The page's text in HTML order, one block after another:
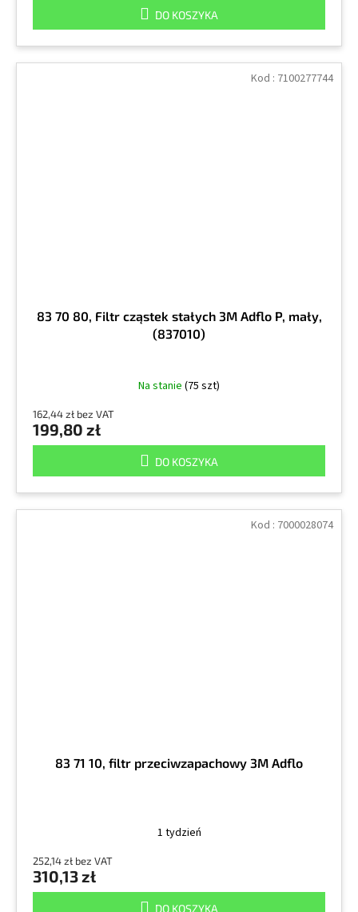
DO KOSZYKA
83 70 80, Filtr cząstek stałych 3M Adflo P, mały,
(837010)
Na stanie (75 szt)
162,44 zł bez VAT
199,80 zł
DO KOSZYKA
Kod : 7100277744
83 71 10, filtr przeciwzapachowy 3M Adflo
1 tydzień
252,14 zł bez VAT
310,13 zł
DO KOSZYKA
Kod : 7000028074